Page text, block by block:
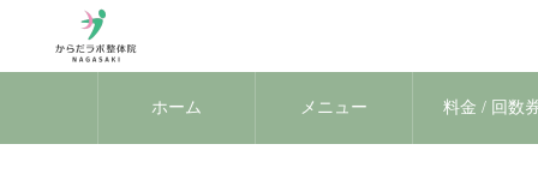
ホーム メニュー 料金 / 回数